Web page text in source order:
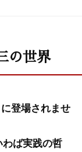
の世界
登場されませ
わば実践の哲